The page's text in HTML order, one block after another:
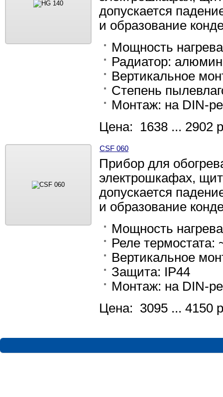
допускается
и образование
Мощность
Радиатор:
Вертикальное
Степень
Монтаж: на DIN-
Цена: 1638 ... 2902
CSF 060
Прибор для
электрошкафах,
допускается
и образование
Мощность
Реле термостата:
Вертикальное
Защита: IP44
Монтаж: на DIN-
Цена: 3095 ... 4150